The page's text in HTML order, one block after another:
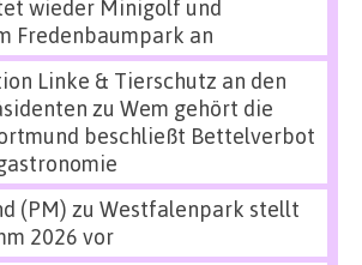
wieder Minigolf und
Fredenbaumpark an
Linke & Tierschutz an den
zu Wem gehört die
beschließt Bettelverbot
(PM) zu Westfalenpark stellt
2026 vor